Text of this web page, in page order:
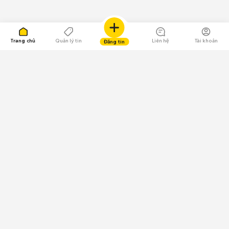
Trang chủ Quản lý tin Đăng tin Liên hệ Tài khoản